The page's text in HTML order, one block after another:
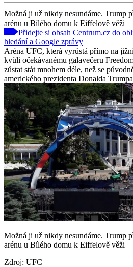
Možná ji už nikdy nesundáme. Trump
arénu u Bílého domu k Eiffelově věži
Přidejte si obsah Centrum.cz do
hledání a Google zprávy
Aréna UFC, která vyrůstá přímo na
kvůli očekávanému galavečeru
zůstat stát mnohem déle, než se
amerického prezidenta Donalda
Možná ji už nikdy nesundáme. Trump
arénu u Bílého domu k Eiffelově věži
Zdroj: UFC